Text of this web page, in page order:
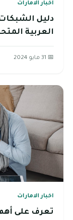
اخبار الامارات
دليل الشبكات
العربية
📅 31 مايو 2024
اخبار الامارات
تعرف على